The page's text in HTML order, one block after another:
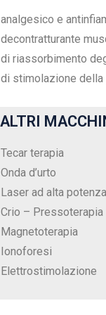
analgesico e
decontratturante
di riassorbimento
di stimolazione
Tecar terapia
Onda d’urto
Laser ad alta potenza
Crio – Pressoterapia
Magnetoterapia
Ionoforesi
Elettrostimolazione